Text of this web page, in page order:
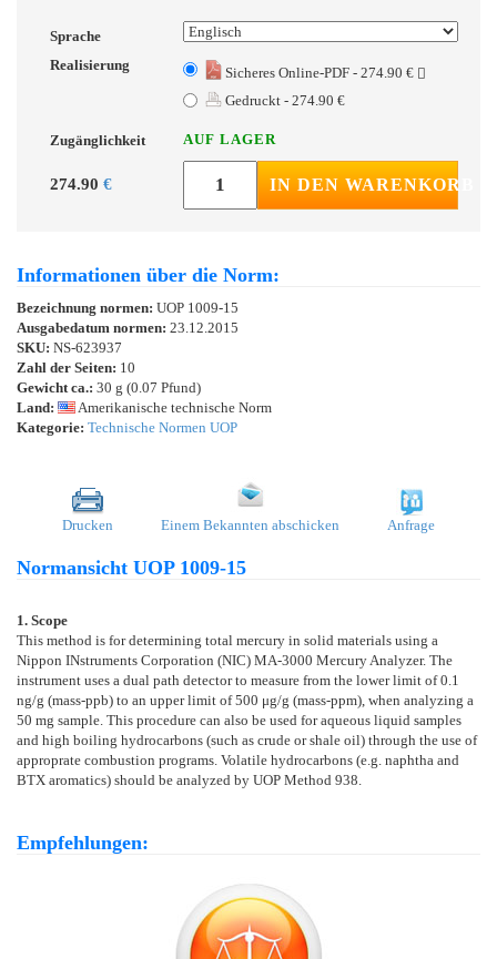
Sprache
Realisierung
Sicheres Online-PDF - 274.90 €
Gedruckt - 274.90 €
Zugänglichkeit AUF LAGER
274.90 € IN DEN WARENKORB
Informationen über die Norm:
Bezeichnung normen: UOP 1009-15
Ausgabedatum normen: 23.12.2015
SKU: NS-623937
Zahl der Seiten: 10
Gewicht ca.: 30 g (0.07 Pfund)
Land:
Amerikanische technische Norm
Kategorie: Technische Normen UOP
Drucken Einem Bekannten abschicken Anfrage
Normansicht UOP 1009-15
1. Scope
This method is for determining total mercury in solid materials using a
Nippon INstruments Corporation (NIC) MA-3000 Mercury Analyzer. The
instrument uses a dual path detector to measure from the lower limit of 0.1
ng/g (mass-ppb) to an upper limit of 500 μg/g (mass-ppm), when analyzing a
50 mg sample. This procedure can also be used for aqueous liquid samples
and high boiling hydrocarbons (such as crude or shale oil) through the use of
approprate combustion programs. Volatile hydrocarbons (e.g. naphtha and
BTX aromatics) should be analyzed by UOP Method 938.
Empfehlungen: